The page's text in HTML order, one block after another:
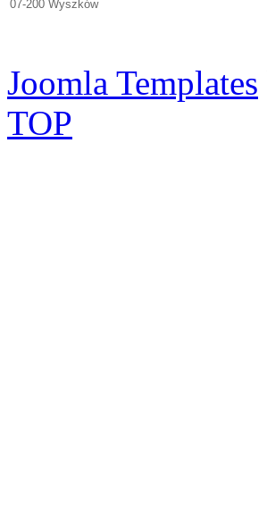
07-200 Wyszków
Joomla Templates
TOP